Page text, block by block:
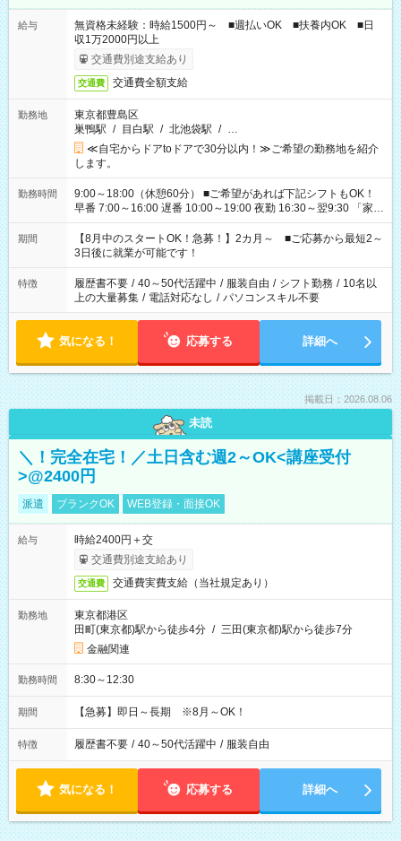
給与
無資格未経験：時給1500円～ ■週払いOK ■扶養内OK ■日
収1万2000円以上
交通費別途支給あり
交通費 交通費全額支給
勤務地
東京都豊島区
巣鴨駅 / 目白駅 / 北池袋駅 / …
≪自宅からドアtoドアで30分以内！≫ご希望の勤務地を紹介
します。
勤務時間
9:00～18:00（休憩60分） ■ご希望があれば下記シフトもOK！
早番 7:00～16:00 遅番 10:00～19:00 夜勤 16:30～翌9:30 「家族
と休みを合わせたい」 「余裕を持って夕飯の準備がしたい」
「できれば残業はしたくない」 など、ご希望を教えてください
ね。 ※Wワーク希望の方へ 今ご覧のお仕事で希望する勤務時間
と、もう1つのお仕事の勤務時間。 合計で週40時間を超える場
合は応募できません。
期間
【8月中のスタートOK！急募！】2カ月～ ■ご応募から最短2～
3日後に就業が可能です！
特徴 履歴書不要 / 40～50代活躍中 / 服装自由 / シフト勤務 / 10名以
上の大量募集 / 電話対応なし / パソコンスキル不要
気になる！ 応募する 詳細へ
掲載日：2026.08.06
未読
＼！完全在宅！／土日含む週2～OK<講座受付
>@2400円
派遣 ブランクOK WEB登録・面接OK
給与
時給2400円＋交
交通費別途支給あり
交通費 交通費実費支給（当社規定あり）
勤務地
東京都港区
田町(東京都)駅から徒歩4分 / 三田(東京都)駅から徒歩7分
金融関連
勤務時間 8:30～12:30
期間 【急募】即日～長期 ※8月～OK！
特徴 履歴書不要 / 40～50代活躍中 / 服装自由
気になる！ 応募する 詳細へ